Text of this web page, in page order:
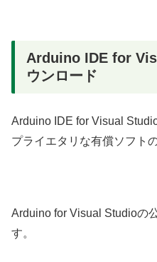
Arduino IDE for
ウンロード
Arduino IDE for Visual
プライエタリな有償ソフト
Arduino for Visual Studioの
す。